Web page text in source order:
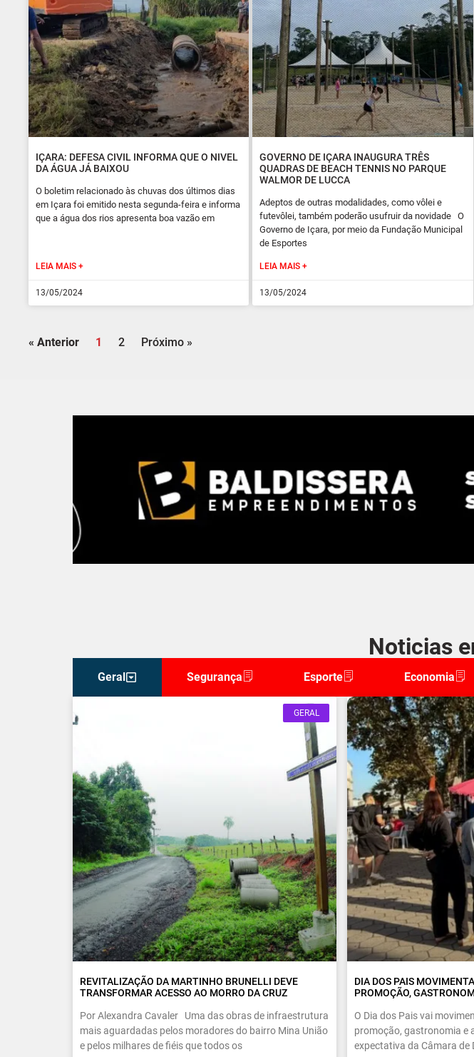
IÇARA: DEFESA CIVIL INFORMA QUE O NIVEL
DA ÁGUA JÁ BAIXOU
O boletim relacionado às chuvas dos últimos dias
em Içara foi emitido nesta segunda-feira e informa
que a água dos rios apresenta boa vazão em
LEIA MAIS +
13/05/2024
GOVERNO DE IÇARA INAUGURA TRÊS
QUADRAS DE BEACH TENNIS NO PARQUE
WALMOR DE LUCCA
Adeptos de outras modalidades, como vôlei e
futevôlei, também poderão usufruir da novidade O
Governo de Içara, por meio da Fundação Municipal
de Esportes
LEIA MAIS +
13/05/2024
« Anterior 1 2 Próximo »
Noticias
Geral Segurança Esporte Economia
GERAL
REVITALIZAÇÃO DA MARTINHO BRUNELLI DEVE
TRANSFORMAR ACESSO AO MORRO DA CRUZ
Por Alexandra Cavaler Uma das obras de infraestrutura
mais aguardadas pelos moradores do bairro Mina União
e pelos milhares de fiéis que todos os
DIA DOS PAIS
PROMOÇÃO,
O Dia dos Pais vai
promoção, gastronomia e
expectativa da Câmara de